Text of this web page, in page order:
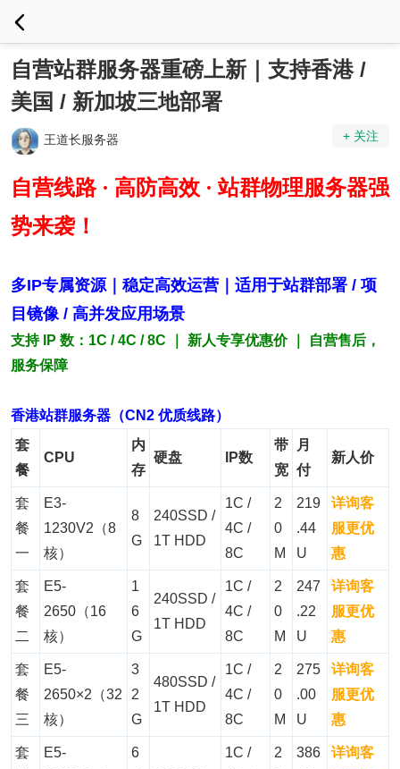
自营站群服务器重磅上新｜支持香港 /
美国 / 新加坡三地部署
王道长服务器 + 关注
自营线路 · 高防高效 · 站群物理服务器强
势来袭！
多IP专属资源｜稳定高效运营｜适用于站群部署 / 项
目镜像 / 高并发应用场景
支持 IP 数：1C / 4C / 8C ｜ 新人专享优惠价 ｜ 自营售后，
服务保障
香港站群服务器（CN2 优质线路）
套
餐
CPU
内
存
硬盘 IP数
带
宽
月
付
新人价
套
餐
一
E3-
1230V2（8
核）
8
G
240SSD /
1T HDD
1C /
4C /
8C
2
0
M
219
.44
U
详询客
服更优
惠
套
餐
二
E5-
2650（16
核）
1
6
G
240SSD /
1T HDD
1C /
4C /
8C
2
0
M
247
.22
U
详询客
服更优
惠
套
餐
三
E5-
2650×2（32
核）
3
2
G
480SSD /
1T HDD
1C /
4C /
8C
2
0
M
275
.00
U
详询客
服更优
惠
套
E5-
6
1C /
2
386
详询客